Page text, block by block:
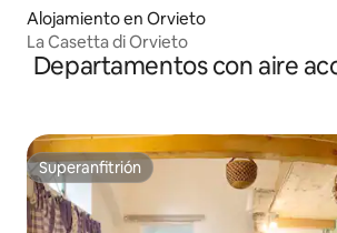
Alojamiento en Orvieto
La Casetta di Orvieto
Departamentos con aire
Superanfitrión
Superanfitrión